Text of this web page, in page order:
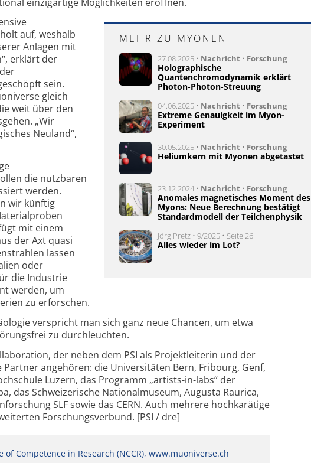
MEHR ZU MYONEN
27.08.2025 • Nachricht • Forschung
Holographische
Quantenchromodynamik erklärt
Photon-Photon-Streuung
04.06.2025 • Nachricht • Forschung
Extreme Genauigkeit im Myon-
Experiment
30.05.2025 • Nachricht • Forschung
Heliumkern mit Myonen abgetastet
23.12.2024 • Nachricht • Forschung
Anomales magnetisches Moment des
Myons: Neue Berechnung bestätigt
Standardmodell der Teilchenphysik
Jörg Pretz • 9/2025 • Seite 26
Alles wieder im Lot?
auf, weshalb
Anlagen mit
erklärt der
sein.
gleich
weit über den
„Wir
Neuland“,
die nutzbaren
werden.
wir künftig
mit einem
der Axt quasi
lassen
oder
die Industrie
werden, um
zu erforschen.
verspricht man sich ganz neue Chancen, um etwa
zu durchleuchten.
der neben dem PSI als Projektleiterin und der
angehören: die Universitäten Bern, Fribourg, Genf,
Luzern, das Programm „artists-in-labs“ der
das Schweizerische Nationalmuseum, Augusta Raurica,
SLF sowie das CERN. Auch mehrere hochkarätige
Forschungsverbund. [PSI / dre]
Competence in Research (NCCR), www.muoniverse.ch